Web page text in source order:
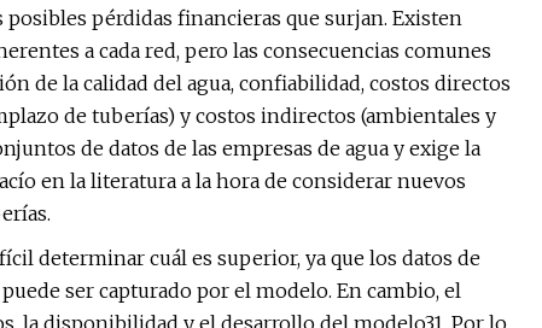
pérdidas financieras que surjan. Existen
a cada red, pero las consecuencias comunes
de la calidad del agua, confiabilidad, costos directos
de tuberías) y costos indirectos (ambientales y
de datos de las empresas de agua y exige la
en la literatura a la hora de considerar nuevos
determinar cuál es superior, ya que los datos de
ser capturado por el modelo. En cambio, el